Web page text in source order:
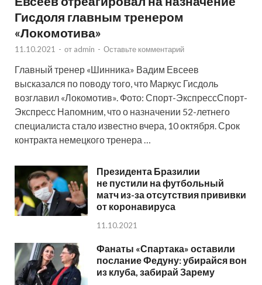
Гисдоля главным тренером
«Локомотива»
11.10.2021 - от admin - Оставьте комментарий
Главный тренер «Шинника» Вадим Евсеев
высказался по поводу того, что Маркус Гисдоль
возглавил «Локомотив». Фото: Спорт-ЭкспрессСпорт-
Экспресс Напомним, что о назначении 52-летнего
специалиста стало известно вчера, 10 октября. Срок
контракта немецкого тренера …
Президента Бразилии
не пустили на футбольный
матч из-за отсутствия прививки
от коронавируса
11.10.2021
Фанаты «Спартака» оставили
послание Федуну: убирайся вон
из клуба, забирай Зарему